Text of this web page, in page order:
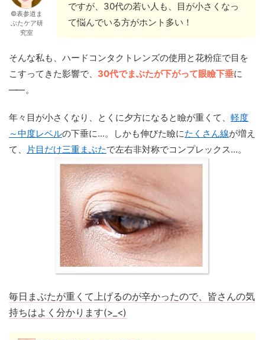
©表参道ま
ぶたケア研
究室
ですが、30代の若い人も、目が小さくなっ
て悩んでいる方がホント多い！
そんな私も、ハードコンタクトレンズの使用と花粉症で目を
こすってきた影響で、 30代でまぶたが下がって眼瞼下垂に
——。
年々目が小さくなり、とくに夕方になると瞼が重くて、 軽度
～中度レベルの下垂に...。しかも伸びた瞼にたくさん線が増え
て、
片目だけ三重まぶたで左右非対称でコンプレックス...。
毎日まぶたが重くて上げるのが辛かったので、皆さんの気
持ちはよく分かります(>_<)